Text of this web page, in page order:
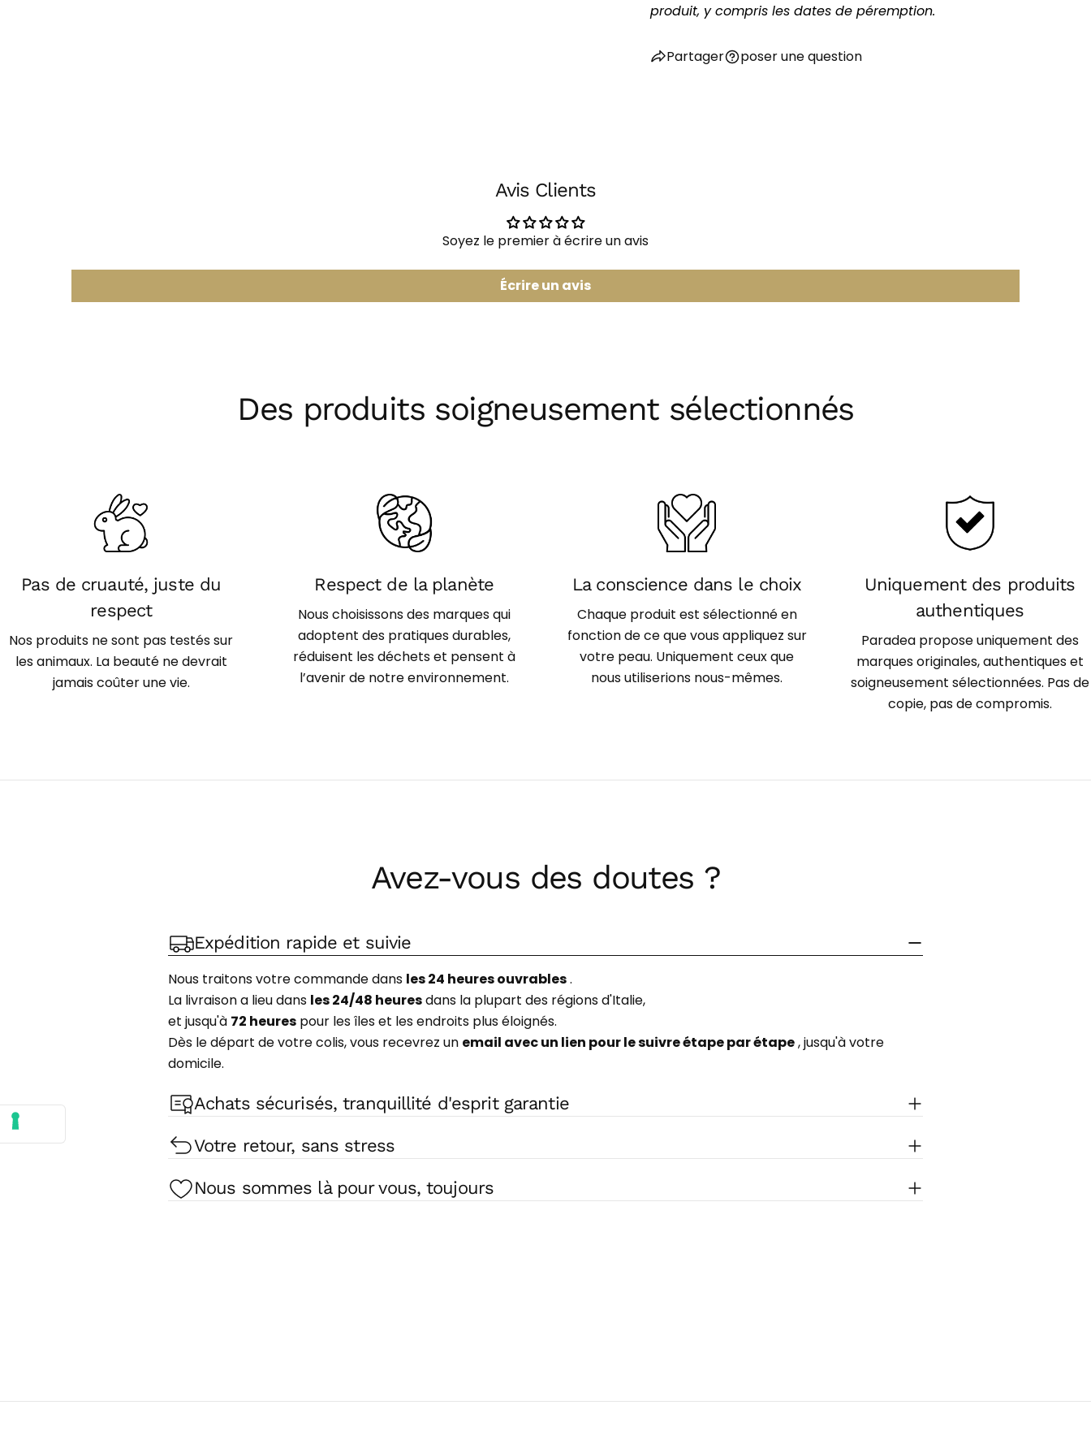
produit, y compris les dates de péremption.
Partager poser une question
Avis Clients
Soyez le premier à écrire un avis
Écrire un avis
Des produits soigneusement sélectionnés
Pas de cruauté, juste du
respect
Nos produits ne sont pas testés sur
les animaux. La beauté ne devrait
jamais coûter une vie.
Respect de la planète
Nous choisissons des marques qui
adoptent des pratiques durables,
réduisent les déchets et pensent à
l’avenir de notre environnement.
La conscience dans le choix
Chaque produit est sélectionné en
fonction de ce que vous appliquez sur
votre peau. Uniquement ceux que
nous utiliserions nous-mêmes.
Uniquement des produits
authentiques
Paradea propose uniquement des
marques originales, authentiques et
soigneusement sélectionnées. Pas de
copie, pas de compromis.
Avez-vous des doutes ?
Expédition rapide et suivie
Nous traitons votre commande dans les 24 heures ouvrables.
La livraison a lieu dans les 24/48 heuresdans la plupart des régions d'Italie,
et jusqu'à 72 heures pour les îles et les endroits plus éloignés.
Dès le départ de votre colis, vous recevrez un email avec un lien pour le suivre étape par étape, jusqu'à votre
domicile.
Achats sécurisés, tranquillité d'esprit garantie
Votre retour, sans stress
Nous sommes là pour vous, toujours